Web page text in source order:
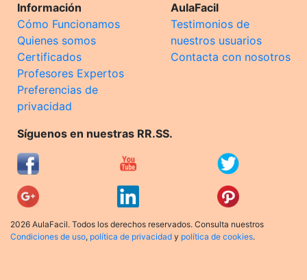
Información
Cómo Funcionamos
Quienes somos
Certificados
Profesores Expertos
Preferencias de
privacidad
AulaFacil
Testimonios de
nuestros usuarios
Contacta con nosotros
Síguenos en nuestras RR.SS.
2026 AulaFacil. Todos los derechos reservados. Consulta nuestros
Condiciones de uso, política de privacidad y política de cookies.